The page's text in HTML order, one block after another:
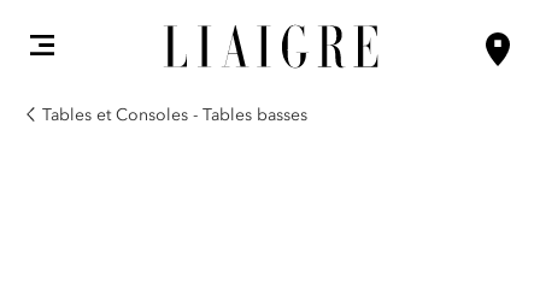
Tables et Consoles - Tables basses